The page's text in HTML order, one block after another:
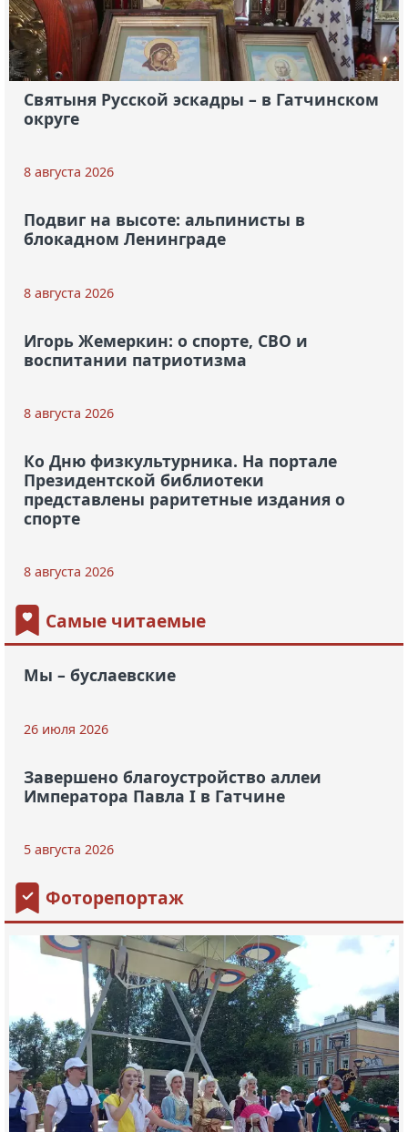
Святыня Русской эскадры – в Гатчинском
округе
8 августа 2026
Подвиг на высоте: альпинисты в
блокадном Ленинграде
8 августа 2026
Игорь Жемеркин: о спорте, СВО и
воспитании патриотизма
8 августа 2026
Ко Дню физкультурника. На портале
Президентской библиотеки
представлены раритетные издания о
спорте
8 августа 2026
Самые читаемые
Мы – буслаевские
26 июля 2026
Завершено благоустройство аллеи
Императора Павла I в Гатчине
5 августа 2026
Фоторепортаж